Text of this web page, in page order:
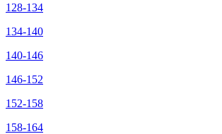
128-134
134-140
140-146
146-152
152-158
158-164